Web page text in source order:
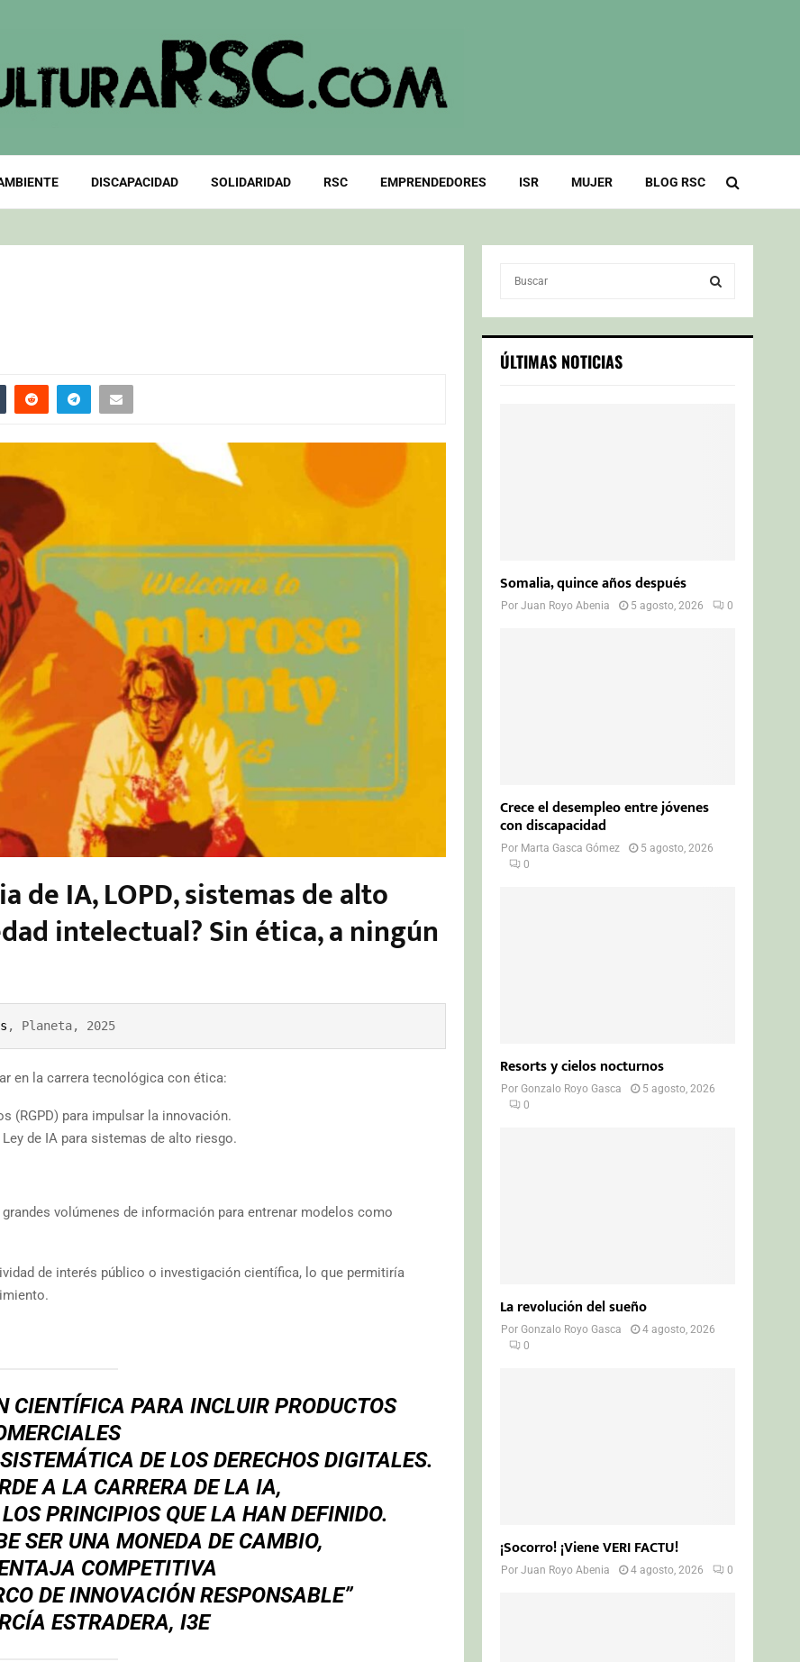
DISCAPACIDAD SOLIDARIDAD RSC EMPRENDEDORES ISR MUJER BLOG RSC
de IA, LOPD, sistemas de alto
intelectual? Sin ética, a ningún
, Planeta, 2025
en la carrera tecnológica con ética:
(RGPD) para impulsar la innovación.
de IA para sistemas de alto riesgo.
volúmenes de información para entrenar modelos como
de interés público o investigación científica, lo que permitiría
CIENTÍFICA PARA INCLUIR PRODUCTOS
DE LOS DERECHOS DIGITALES.
A LA CARRERA DE LA IA,
PRINCIPIOS QUE LA HAN DEFINIDO.
SER UNA MONEDA DE CAMBIO,
COMPETITIVA
DE INNOVACIÓN RESPONSABLE”
ESTRADERA, I3E
c
h
S
ÚLTIMAS NOTICIAS
Somalia, quince años después
PorJuan Royo Abenia 5 agosto, 2026 0
Crece el desempleo entre jóvenes
con discapacidad
Por Marta Gasca Gómez
5 agosto, 2026
0
Resorts y cielos nocturnos
PorGonzalo Royo Gasca
5 agosto, 2026
0
La revolución del sueño
PorGonzalo Royo Gasca
4 agosto, 2026
0
¡Socorro! ¡Viene VERI FACTU!
PorJuan Royo Abenia 4 agosto, 2026 0